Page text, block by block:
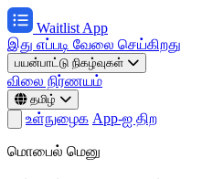
Waitlist App
இது எப்படி வேலை செய்கிறது
பயன்பாட்டு நிகழ்வுகள்
விலை நிர்ணயம்
தமிழ்
உள்நுழைக App-ஐ திற
மொபைல் மெனு